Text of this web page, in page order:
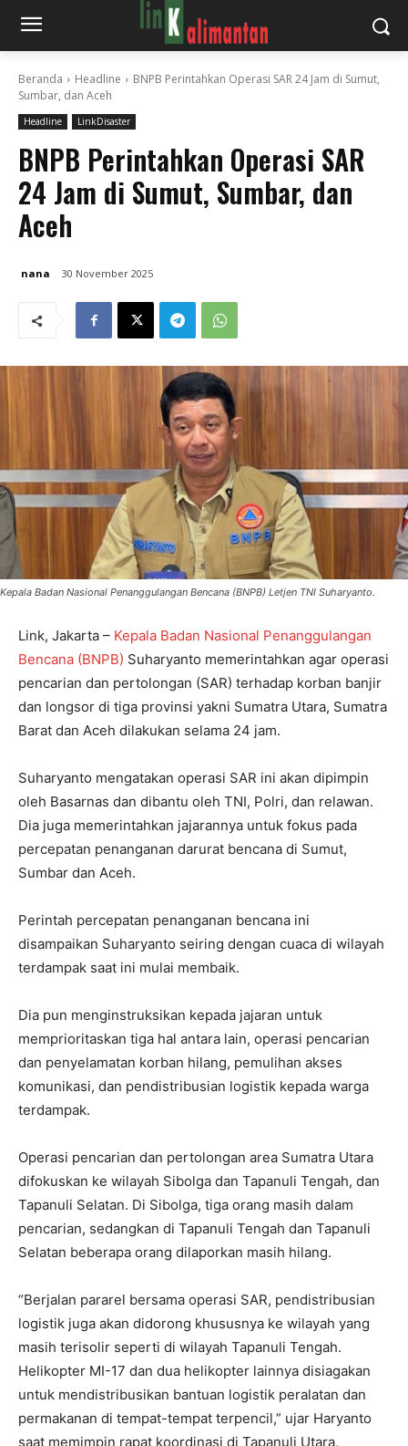
Beranda Headline
BNPB Perintahkan Operasi SAR 24 Jam di Sumut,
Sumbar, dan Aceh
Headline LinkDisaster
BNPB Perintahkan Operasi SAR
24 Jam di Sumut, Sumbar, dan
Aceh
nana 30 November 2025
Kepala Badan Nasional Penanggulangan Bencana (BNPB) Letjen TNI Suharyanto.
Link, Jakarta – Kepala Badan Nasional Penanggulangan
Bencana (BNPB) Suharyanto memerintahkan agar operasi
pencarian dan pertolongan (SAR) terhadap korban banjir
dan longsor di tiga provinsi yakni Sumatra Utara, Sumatra
Barat dan Aceh dilakukan selama 24 jam.
Suharyanto mengatakan operasi SAR ini akan dipimpin
oleh Basarnas dan dibantu oleh TNI, Polri, dan relawan.
Dia juga memerintahkan jajarannya untuk fokus pada
percepatan penanganan darurat bencana di Sumut,
Sumbar dan Aceh.
Perintah percepatan penanganan bencana ini
disampaikan Suharyanto seiring dengan cuaca di wilayah
terdampak saat ini mulai membaik.
Dia pun menginstruksikan kepada jajaran untuk
memprioritaskan tiga hal antara lain, operasi pencarian
dan penyelamatan korban hilang, pemulihan akses
komunikasi, dan pendistribusian logistik kepada warga
terdampak.
Operasi pencarian dan pertolongan area Sumatra Utara
difokuskan ke wilayah Sibolga dan Tapanuli Tengah, dan
Tapanuli Selatan. Di Sibolga, tiga orang masih dalam
pencarian, sedangkan di Tapanuli Tengah dan Tapanuli
Selatan beberapa orang dilaporkan masih hilang.
“Berjalan pararel bersama operasi SAR, pendistribusian
logistik juga akan didorong khususnya ke wilayah yang
masih terisolir seperti di wilayah Tapanuli Tengah.
Helikopter MI-17 dan dua helikopter lainnya disiagakan
untuk mendistribusikan bantuan logistik peralatan dan
permakanan di tempat-tempat terpencil,” ujar Haryanto
saat memimpin rapat koordinasi di Tapanuli Utara,